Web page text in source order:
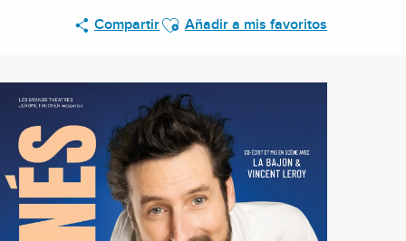
CompartirAjouter aux favoris
Añadir a mis favoritos